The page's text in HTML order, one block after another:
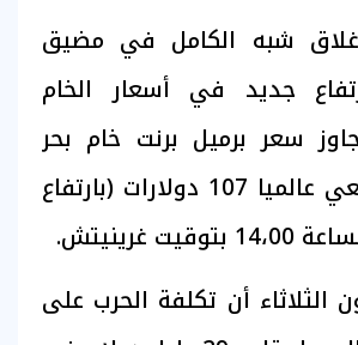
شبه الكامل في مضيق
جديد في أسعار الخام
سعر برميل برنت خام بحر
الشمال المرجعي عالميا 107 دولارات (بارتفاع
الثلاثاء أن تكلفة الحرب على